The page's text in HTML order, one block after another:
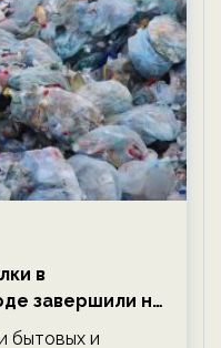
в
завершили на
срока —
бытовых и